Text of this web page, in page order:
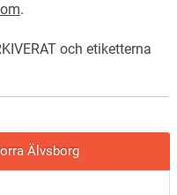
.
och etiketterna
Älvsborg